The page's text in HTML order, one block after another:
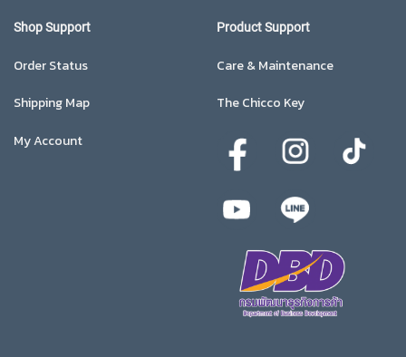
Shop Support
Order Status
Shipping Map
My Account
Product Support
Care & Maintenance
The Chicco Key